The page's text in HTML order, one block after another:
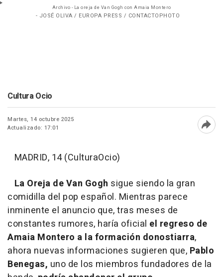
Archivo - La oreja de Van Gogh con Amaia Montero
- JOSÉ OLIVA / EUROPA PRESS / CONTACTOPHOTO
Cultura Ocio
Martes, 14 octubre 2025
Actualizado: 17:01
MADRID, 14 (CulturaOcio)
La Oreja de Van Gogh sigue siendo la gran
comidilla del pop español. Mientras parece
inminente el anuncio que, tras meses de
constantes rumores, haría oficial el regreso de
Amaia Montero a la formación donostiarra,
ahora nuevas informaciones sugieren que, Pablo
Benegas, uno de los miembros fundadores de la